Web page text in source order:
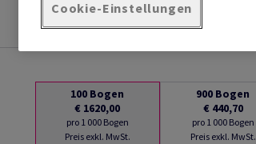
100 Bogen
€ 1620,00
pro 1 000 Bogen
Preis exkl. MwSt.
900 Bogen
€ 440,70
pro 1 000 Bogen
Preis exkl. MwSt.
Cookie-Einstellungen